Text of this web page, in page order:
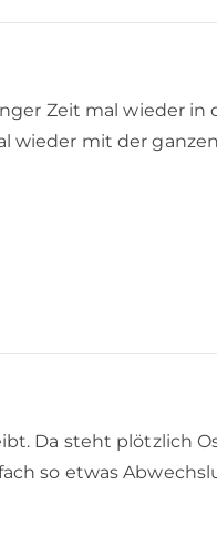
Zeit mal wieder in
wieder mit der
Da steht plötzlich
so etwas